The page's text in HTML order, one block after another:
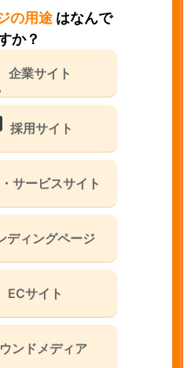
の用途 はなんで
か？
企業サイト
採用サイト
サービスサイト
ディングページ
ECサイト
ンドメディア